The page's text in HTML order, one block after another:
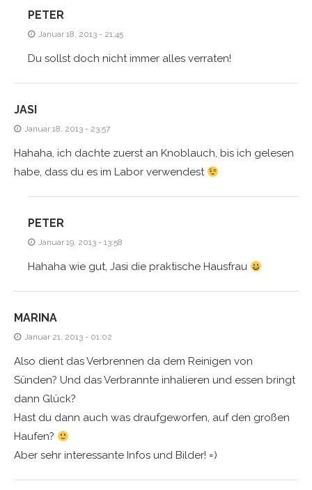
PETER
Januar 18, 2013 - 21:45
Du sollst doch nicht immer alles verraten!
JASI
Januar 18, 2013 - 23:57
Hahaha, ich dachte zuerst an Knoblauch, bis ich gelesen
habe, dass du es im Labor verwendest
PETER
Januar 19, 2013 - 13:58
Hahaha wie gut, Jasi die praktische Hausfrau
MARINA
Januar 21, 2013 - 01:02
Also dient das Verbrennen da dem Reinigen von
Sünden? Und das Verbrannte inhalieren und essen bringt
dann Glück?
Hast du dann auch was draufgeworfen, auf den großen
Haufen?
Aber sehr interessante Infos und Bilder! =)